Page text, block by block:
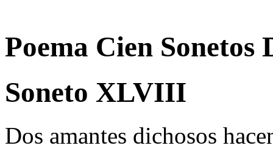
Poema Cien
Soneto XLVIII
Dos amantes dichosos